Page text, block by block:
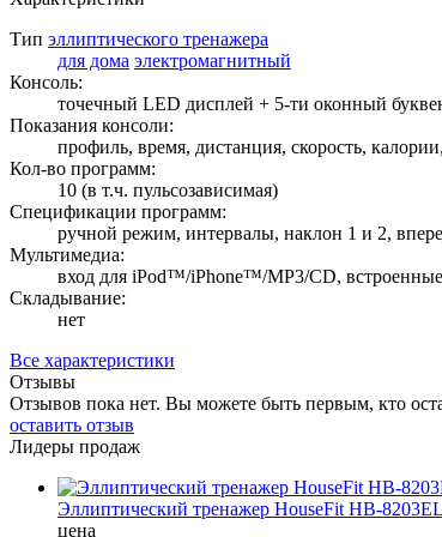
Тип эллиптического тренажера
для дома электромагнитный
Консоль:
точечный LED дисплей + 5-ти оконный
Показания консоли:
профиль, время, дистанция, скорость,
Кол-во программ:
10 (в т.ч. пульсозависимая)
Спецификации программ:
ручной режим, интервалы, наклон 1 и 2,
Мультимедиа:
вход для iPod™/iPhone™/MP3/CD,
Складывание:
нет
Все характеристики
Отзывы
Отзывов пока нет. Вы можете быть первым, кто
оставить отзыв
Лидеры продаж
Эллиптический тренажер HouseFit HB-8203EL
цена